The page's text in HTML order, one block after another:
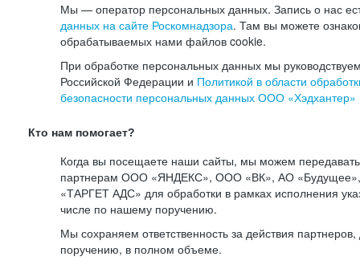
Мы — оператор персональных данных. Запись о нас
данных на сайте Роскомнадзора. Там вы можете
обрабатываемых нами файлов cookie.
При обработке персональных данных мы
Российской Федерации и Политикой в области
безопасности персональных данных ООО «Хэдхантер»
Кто нам помогает?
Когда вы посещаете наши сайты, мы можем
партнерам ООО «ЯНДЕКС», ООО «ВК», АО
«ТАРГЕТ АДС» для обработки в рамках исполнения
числе по нашему поручению.
Мы сохраняем ответственность за действия
поручению, в полном объеме.